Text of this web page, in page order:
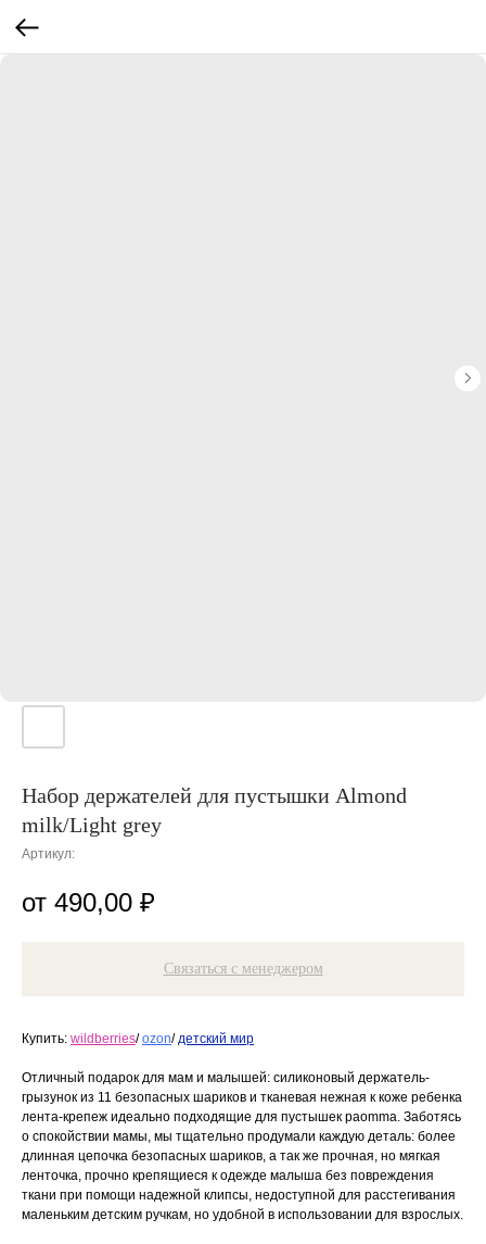
Набор держателей для пустышки Almond
milk/Light grey
Артикул:
490,00 ₽
Связаться с менеджером
Купить: wildberries/ ozon/ детский мир
Отличный подарок для мам и малышей: силиконовый держатель-
грызунок из 11 безопасных шариков и тканевая нежная к коже ребенка
лента-крепеж идеально подходящие для пустышек paomma. Заботясь
о спокойствии мамы, мы тщательно продумали каждую деталь: более
длинная цепочка безопасных шариков, а так же прочная, но мягкая
ленточка, прочно крепящиеся к одежде малыша без повреждения
ткани при помощи надежной клипсы, недоступной для расстегивания
маленьким детским ручкам, но удобной в использовании для взрослых.